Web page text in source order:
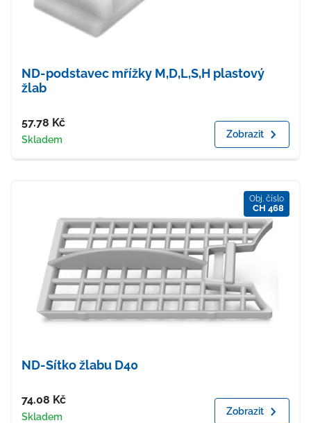
ND-podstavec mřížky M,D,L,S,H plastový
žlab
Cena
57.78 Kč
Dostupnost
Skladem Zobrazit
Obj. číslo
CH 468
ND-Sítko žlabu D40
Cena
74.08 Kč
Dostupnost
Skladem Zobrazit